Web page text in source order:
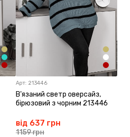
Арт: 213446
В'язаний светр оверсайз,
бірюзовий з чорним 213446
від 637 грн
1159 грн